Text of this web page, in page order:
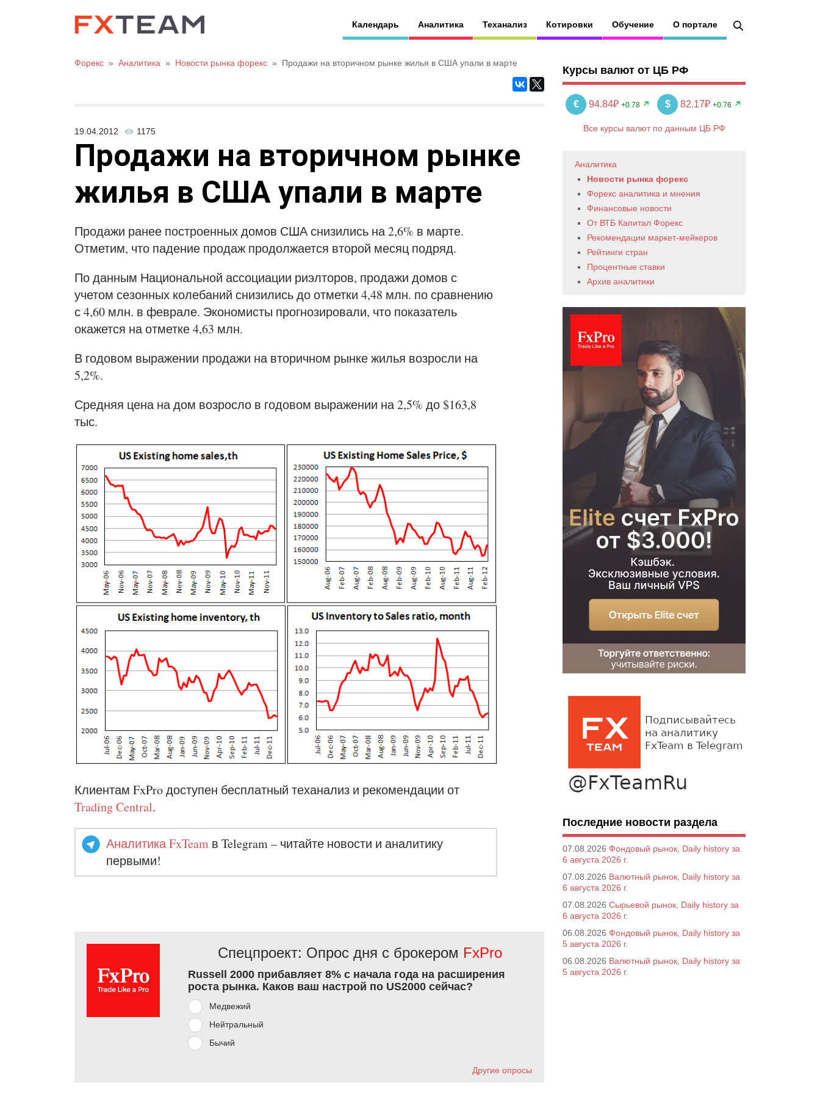
Календарь Аналитика Теханализ Котировки Обучение О портале
Форекс » Аналитика » Новости рынка форекс » Продажи на вторичном рынке жилья в США упали в марте
19.04.2012 1175
Продажи на вторичном рынке
жилья в США упали в марте
Продажи ранее построенных домов США снизились на 2,6% в марте.
Отметим, что падение продаж продолжается второй месяц подряд.
По данным Национальной ассоциации риэлторов, продажи домов с
учетом сезонных колебаний снизились до отметки 4,48 млн. по сравнению
с 4,60 млн. в феврале. Экономисты прогнозировали, что показатель
окажется на отметке 4,63 млн.
В годовом выражении продажи на вторичном рынке жилья возросли на
5,2%.
Средняя цена на дом возросло в годовом выражении на 2,5% до $163,8
тыс.
Клиентам FxPro доступен бесплатный теханализ и рекомендации от
Trading Central.
Аналитика FxTeam в Telegram – читайте новости и аналитику
первыми!
Спецпроект: Опрос дня с брокером FxPro
Russell 2000 прибавляет 8% с начала года на расширения
роста рынка. Каков ваш настрой по US2000 сейчас?
Медвежий
Нейтральный
Бычий
Другие опросы
Курсы валют от ЦБ РФ
€ 94.84₽ +0.78 $ 82.17₽ +0.76
Все курсы валют по данным ЦБ РФ
Аналитика
Новости рынка форекс
Форекс аналитика и мнения
Финансовые новости
От ВТБ Капитал Форекс
Рекомендации маркет-мейкеров
Рейтинги стран
Процентные ставки
Архив аналитики
Последние новости раздела
07.08.2026 Фондовый рынок, Daily history за
6 августа 2026 г.
07.08.2026 Валютный рынок, Daily history за
6 августа 2026 г.
07.08.2026 Сырьевой рынок, Daily history за
6 августа 2026 г.
06.08.2026 Фондовый рынок, Daily history за
5 августа 2026 г.
06.08.2026 Валютный рынок, Daily history за
5 августа 2026 г.